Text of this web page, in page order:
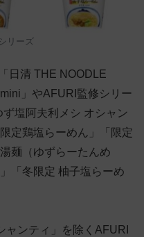
リーズ
日清 THE NOODLE
」やAFURI監修シリー
塩阿夫利メシ オシャン
定鶏塩らーめん」「限定
麺（ゆずらーたんめ
「冬限定 柚子塩らーめ
ャンティ」を除くAFURI